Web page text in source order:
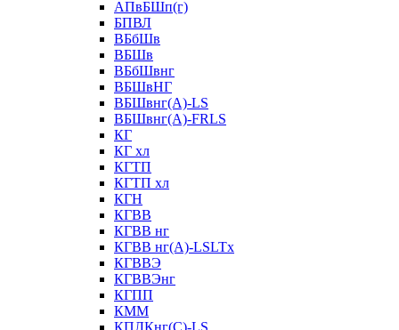
АПвБШп(г)
БПВЛ
ВБбШв
ВБШв
ВБбШвнг
ВБШвНГ
ВБШвнг(А)-LS
ВБШвнг(А)-FRLS
КГ
КГ хл
КГТП
КГТП хл
КГН
КГВВ
КГВВ нг
КГВВ нг(А)-LSLTx
КГВВЭ
КГВВЭнг
КГПП
КММ
КПЛКнг(C)-LS